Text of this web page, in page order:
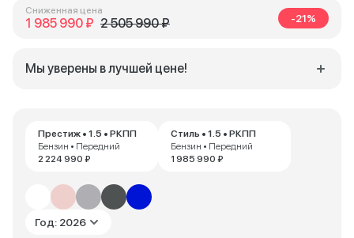
Престиж • 1.5 • РКПП
Бензин • Передний
2 224 990 ₽
Стиль • 1.5 • РКПП
Бензин • Передний
1 985 990 ₽
Год: 2026
Сниженная цена
1 985 990 ₽ 2 505 990 ₽ -21%
Мы уверены в лучшей цене!